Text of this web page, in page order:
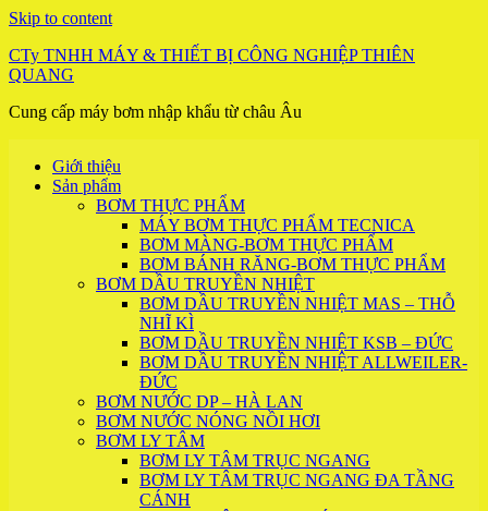
Skip to content
CTy TNHH MÁY & THIẾT BỊ CÔNG NGHIỆP THIÊN
QUANG
Cung cấp máy bơm nhập khẩu từ châu Âu
Giới thiệu
Sản phẩm
BƠM THỰC PHẨM
MÁY BƠM THỰC PHẨM TECNICA
BƠM MÀNG-BƠM THỰC PHẨM
BƠM BÁNH RĂNG-BƠM THỰC PHẨM
BƠM DẦU TRUYỀN NHIỆT
BƠM DẦU TRUYỀN NHIỆT MAS – THỖ
NHĨ KÌ
BƠM DẦU TRUYỀN NHIỆT KSB – ĐỨC
BƠM DẦU TRUYỀN NHIỆT ALLWEILER-
ĐỨC
BƠM NƯỚC DP – HÀ LAN
BƠM NƯỚC NÓNG NỒI HƠI
BƠM LY TÂM
BƠM LY TÂM TRỤC NGANG
BƠM LY TÂM TRỤC NGANG ĐA TẦNG
CÁNH